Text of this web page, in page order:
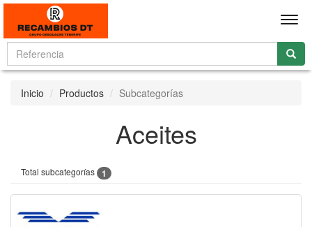
Inicio Productos Subcategorías
Aceites
Total subcategorías 1